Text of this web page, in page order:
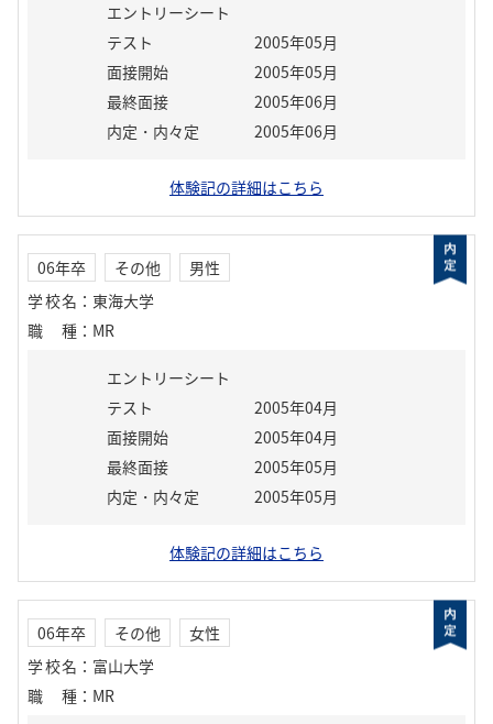
エントリーシート
テスト
2005年05月
面接開始
2005年05月
最終面接
2005年06月
内定・内々定
2005年06月
体験記の詳細はこちら
06年卒 その他
男性
学校名 ： 東海大学
職種 ： MR
エントリーシート
テスト
2005年04月
面接開始
2005年04月
最終面接
2005年05月
内定・内々定
2005年05月
体験記の詳細はこちら
06年卒 その他
女性
学校名 ： 富山大学
職種 ： MR